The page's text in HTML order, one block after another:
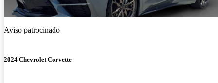
Aviso patrocinado
2024 Chevrolet Corvette